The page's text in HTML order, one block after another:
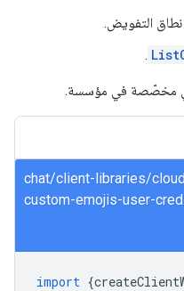
نطاق التفويض.
.
مخصّصة في مؤسسة.
chat/client-libraries/
custom-emojis-user-
import {